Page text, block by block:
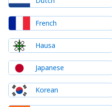
French
Hausa
Japanese
Korean